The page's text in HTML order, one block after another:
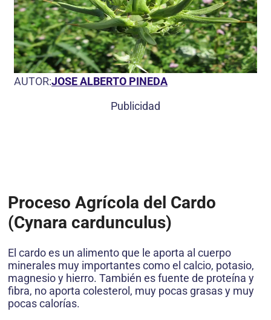
AUTOR:JOSE ALBERTO PINEDA
Publicidad
Proceso Agrícola del Cardo
(Cynara cardunculus)
El cardo es un alimento que le aporta al cuerpo
minerales muy importantes como el calcio, potasio,
magnesio y hierro. También es fuente de proteína y
fibra, no aporta colesterol, muy pocas grasas y muy
pocas calorías.